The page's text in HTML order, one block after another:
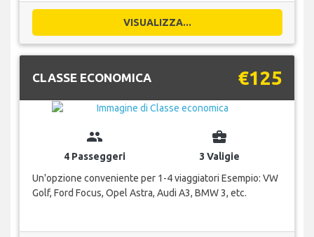
VISUALIZZA...
CLASSE ECONOMICA €125
group
4 Passeggeri
business_center
3 Valigie
Un'opzione conveniente per 1-4 viaggiatori Esempio: VW
Golf, Ford Focus, Opel Astra, Audi A3, BMW 3, etc.